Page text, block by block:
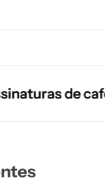
de cafés
de cafés
de cafés